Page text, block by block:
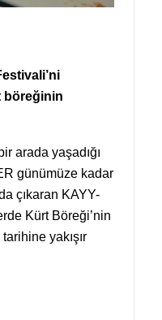
böreğinin
arada yaşadığı
günümüze kadar
çıkaran KAYY-
Kürt Böreği’nin
yakışır